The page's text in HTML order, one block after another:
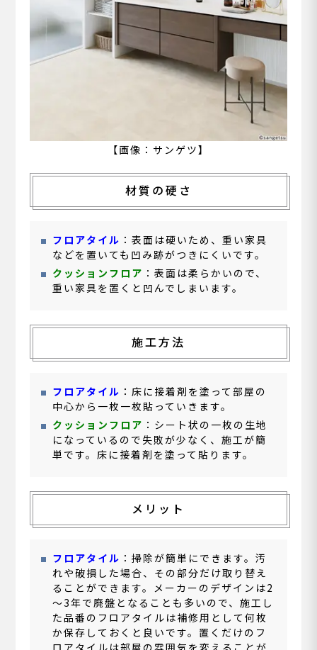
【画像：サンゲツ】
材質の硬さ
フロアタイル ：表面は硬いため、重い家具
などを置いても凹み跡がつきにくいです。
クッションフロア ：表面は柔らかいので、
重い家具を置くと凹んでしまいます。
施工方法
フロアタイル ：床に接着剤を塗って部屋の
中心から一枚一枚貼っていきます。
クッションフロア ：シート状の一枚の生地
になっているので失敗が少なく、施工が簡
単です。床に接着剤を塗って貼ります。
メリット
フロアタイル ：掃除が簡単にできます。汚
れや破損した場合、その部分だけ取り替え
ることができます。メーカーのデザインは2
～3年で廃盤となることも多いので、施工し
た品番のフロアタイルは補修用として何枚
か保存しておくと良いです。置くだけのフ
ロアタイルは部屋の雰囲気を変えることが